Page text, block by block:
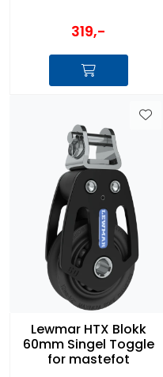
319,-
Lewmar HTX Blokk
60mm Singel Toggle
for mastefot